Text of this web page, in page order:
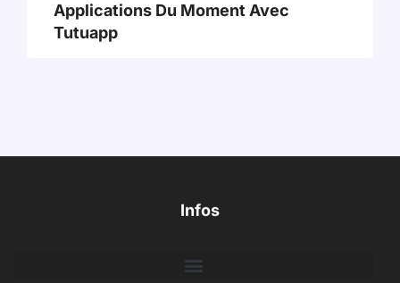
Applications Du Moment Avec
Tutuapp
Infos